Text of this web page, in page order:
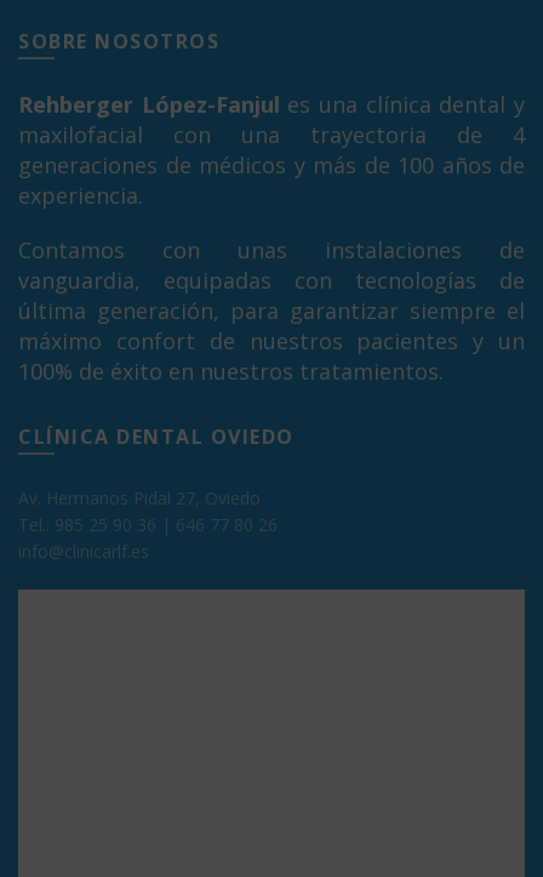
SOBRE NOSOTROS
Rehberger López-Fanjul es una clínica dental y
maxilofacial con una trayectoria de 4
generaciones de médicos y más de 100 años de
experiencia.
Contamos con unas instalaciones de
vanguardia, equipadas con tecnologías de
última generación, para garantizar siempre el
máximo confort de nuestros pacientes y un
100% de éxito en nuestros tratamientos.
CLÍNICA DENTAL OVIEDO
Av. Hermanos Pidal 27, Oviedo
Tel.: 985 25 90 36 | 646 77 80 26
info@clinicarlf.es